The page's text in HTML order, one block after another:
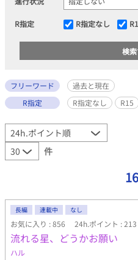
R指定 R指定なし
フリーワード
過去と現在
R指定
R指定なし R15
件
16
長編 連載中 なし
お気に入り : 856 24h.ポイント : 213
流れる星、どうかお願い
ハル